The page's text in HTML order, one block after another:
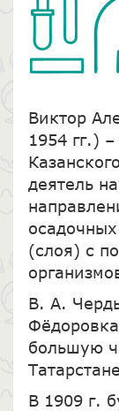
Виктор
1954 гг.)
деятель
(слоя) с
В. А.
большую
В 1909 г.